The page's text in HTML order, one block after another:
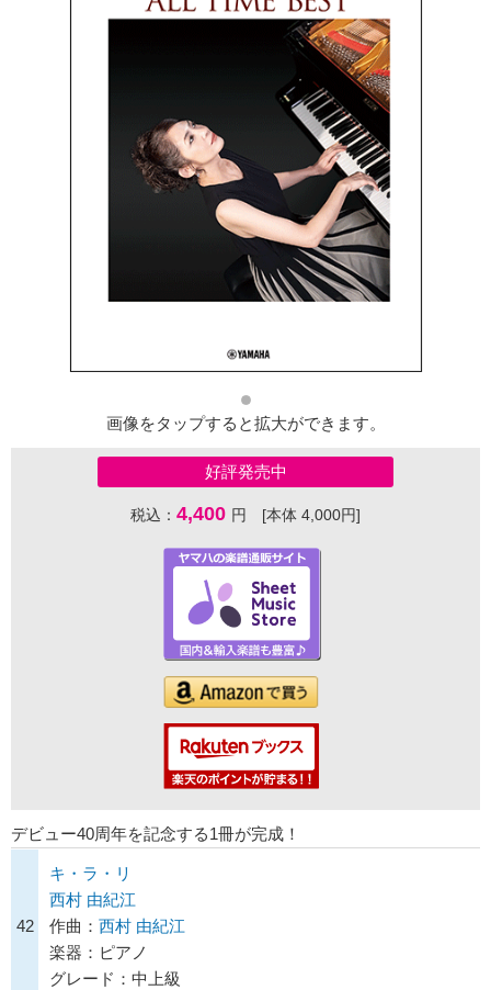
画像をタップすると拡大ができます。
好評発売中
税込： 4,400 円 [本体 4,000円]
デビュー40周年を記念する1冊が完成！
42
キ・ラ・リ
西村 由紀江
作曲： 西村 由紀江
楽器：ピアノ
グレード：中上級